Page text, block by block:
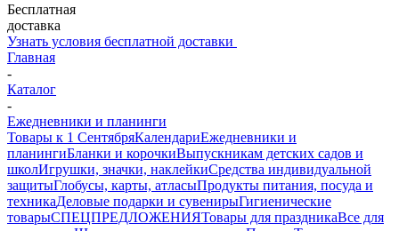
Бесплатная
доставка
Узнать условия бесплатной доставки
Главная
-
Каталог
-
Ежедневники и планинги
Товары к 1 СентябряКалендариЕжедневники и
планингиБланки и корочкиВыпускникам детских садов и
школИгрушки, значки, наклейкиСредства индивидуальной
защитыГлобусы, карты, атласыПродукты питания, посуда и
техникаДеловые подарки и сувенирыГигиенические
товарыСПЕЦПРЕДЛОЖЕНИЯТовары для праздникаВсе для